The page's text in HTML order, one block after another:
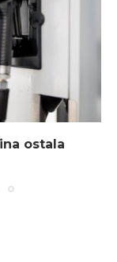
ostala